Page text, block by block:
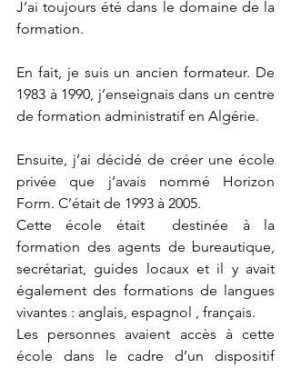
J’ai toujours été dans le domaine de la
formation.
En fait, je suis un ancien formateur. De
1983 à 1990, j’enseignais dans un centre
de formation administratif en Algérie.
Ensuite, j’ai décidé de créer une école
privée que j’avais nommé Horizon
Form. C’était de 1993 à 2005.
Cette école était  destinée à la
formation des agents de bureautique,
secrétariat, guides locaux et il y avait
également des formations de langues
vivantes : anglais, espagnol , français.
Les personnes avaient accès à cette
école dans le cadre d’un dispositif